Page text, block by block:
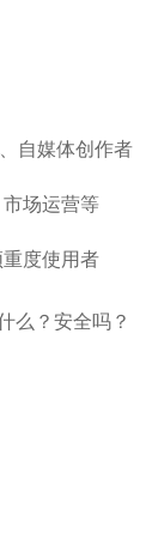
自媒体创作者
场运营等
度使用者